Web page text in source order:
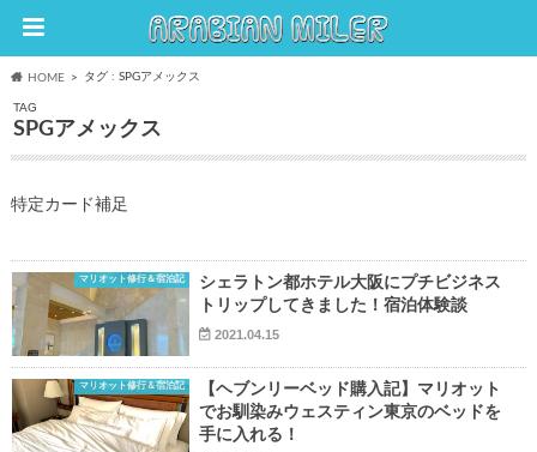
HOME タグ : SPGアメックス
TAG
SPGアメックス
特定カード補足
マリオット修行＆宿泊記
シェラトン都ホテル大阪にプチビジネス
トリップしてきました！宿泊体験談
2021.04.15
マリオット修行＆宿泊記
【ヘブンリーベッド購入記】マリオット
でお馴染みウェスティン東京のベッドを
手に入れる！